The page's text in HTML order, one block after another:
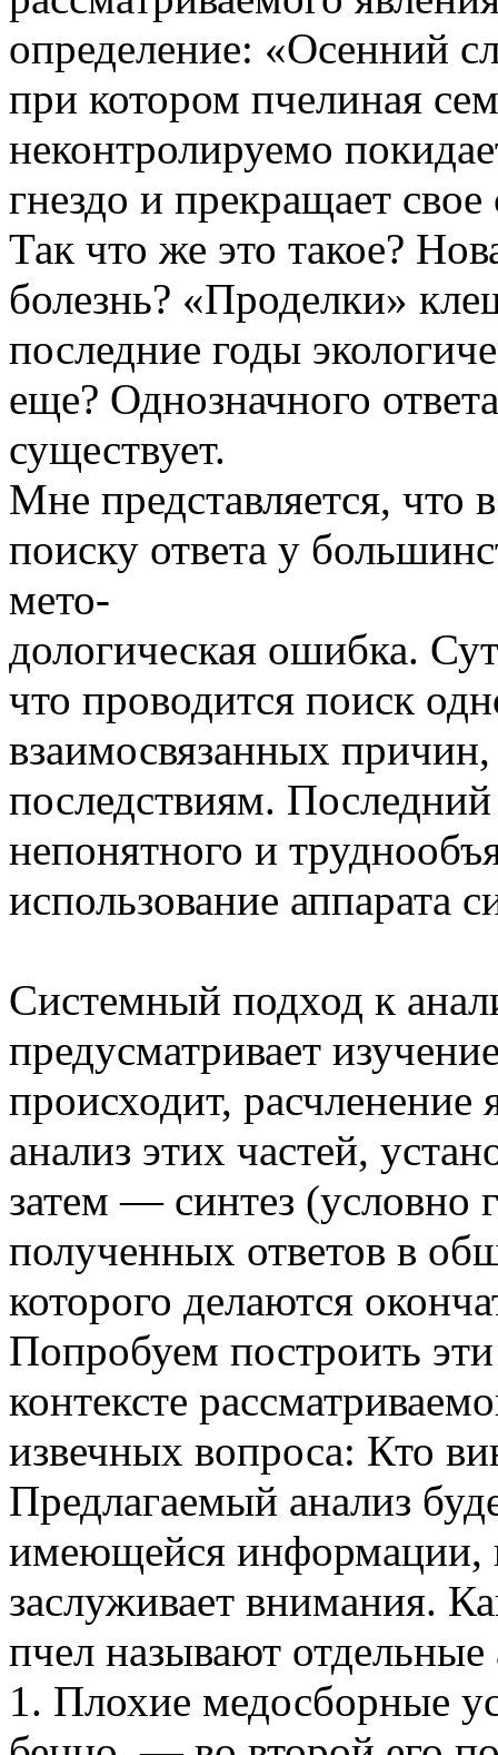
определение: «Осенний
при котором пчелиная
неконтролируемо
гнездо и прекращает
Так что же это такое?
болезнь? «Проделки»
последние годы
еще? Однозначного
существует.
Мне представляется,
поиску ответа у
мето-
дологическая ошибка.
что проводится поиск
взаимосвязанных
последствиям.
непонятного и
использование аппарата
Системный подход к
предусматривает
происходит, расчленение
анализ этих частей,
затем — синтез (условно
полученных ответов в
которого делаются
Попробуем построить
контексте
извечных вопроса: Кто
Предлагаемый анализ
имеющейся информации,
заслуживает внимания.
пчел называют
1. Плохие медосборные